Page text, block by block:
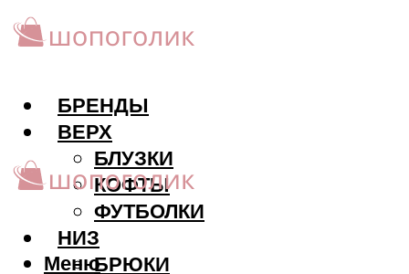
БРЕНДЫ
ВЕРХ
БЛУЗКИ
КОФТЫ
ФУТБОЛКИ
НИЗ
БРЮКИ
Меню